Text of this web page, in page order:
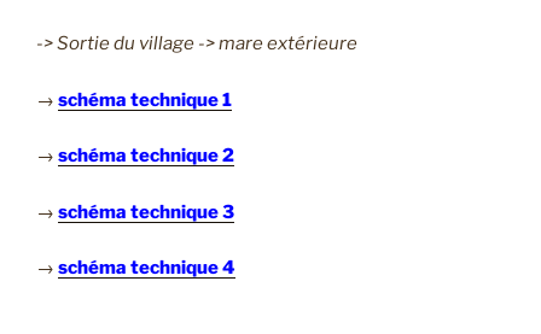
-> Sortie du village -> mare extérieure
→ schéma technique 1
→ schéma technique 2
→ schéma technique 3
→ schéma technique 4